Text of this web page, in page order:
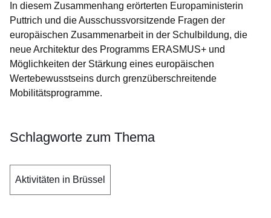
In diesem Zusammenhang erörterten Europaministerin
Puttrich und die Ausschussvorsitzende Fragen der
europäischen Zusammenarbeit in der Schulbildung, die
neue Architektur des Programms ERASMUS+ und
Möglichkeiten der Stärkung eines europäischen
Wertebewusstseins durch grenzüberschreitende
Mobilitätsprogramme.
Schlagworte zum Thema
Aktivitäten in Brüssel